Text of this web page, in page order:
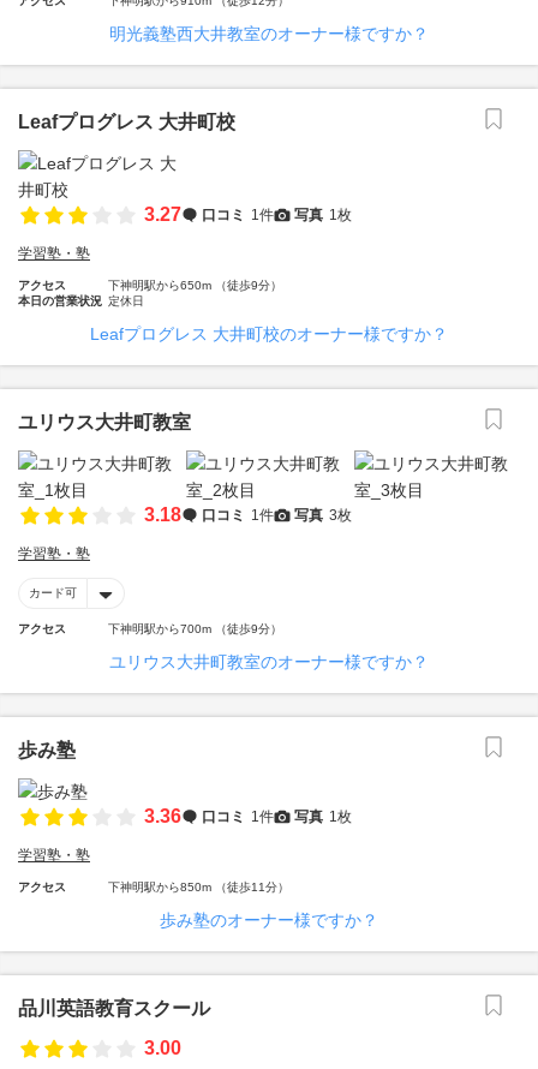
明光義塾西大井教室のオーナー様ですか？
Leafプログレス 大井町校
3.27 口コミ 1件 写真 1枚
学習塾・塾
アクセス
下神明駅から650m （徒歩9分）
本日の営業状況 定休日
Leafプログレス 大井町校のオーナー様ですか？
ユリウス大井町教室
3.18 口コミ 1件 写真 3枚
学習塾・塾
カード可
アクセス 下神明駅から700m （徒歩9分）
ユリウス大井町教室のオーナー様ですか？
歩み塾
3.36 口コミ 1件 写真 1枚
学習塾・塾
アクセス 下神明駅から850m （徒歩11分）
歩み塾のオーナー様ですか？
品川英語教育スクール
3.00